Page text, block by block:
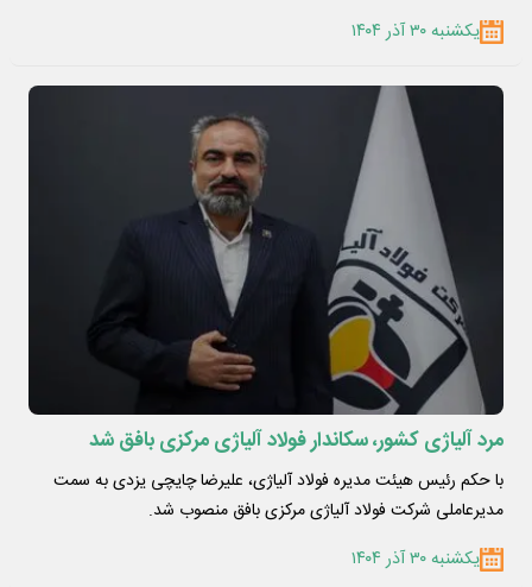
یکشنبه ۳۰ آذر ۱۴۰۴
مرد آلیاژی کشور، سکاندار فولاد آلیاژی مرکزی بافق شد
با حکم رئیس هیئت مدیره فولاد آلیاژی، علیرضا چایچی یزدی به سمت
مدیرعاملی شرکت فولاد آلیاژی مرکزی بافق منصوب شد.
یکشنبه ۳۰ آذر ۱۴۰۴